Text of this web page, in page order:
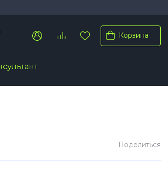
Корзина
Поделиться